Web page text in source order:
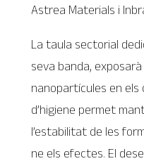
Astrea Materials i
La taula sectorial
seva banda,
nanopartícules en
d’higiene permet
l’estabilitat de les
ne els efectes. El